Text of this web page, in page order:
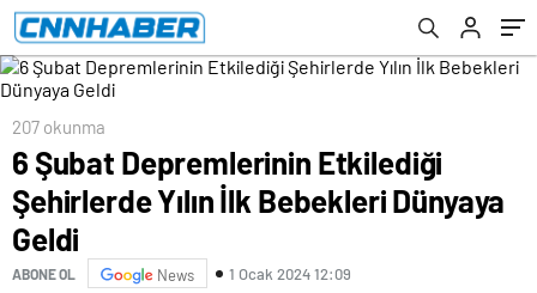
207 okunma
6 Şubat Depremlerinin Etkilediği
Şehirlerde Yılın İlk Bebekleri Dünyaya
Geldi
ABONE OL News 1 Ocak 2024 12:09